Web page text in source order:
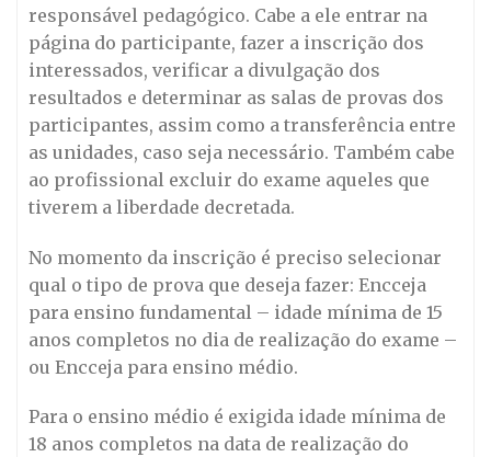
responsável pedagógico. Cabe a ele entrar na
página do participante, fazer a inscrição dos
interessados, verificar a divulgação dos
resultados e determinar as salas de provas dos
participantes, assim como a transferência entre
as unidades, caso seja necessário. Também cabe
ao profissional excluir do exame aqueles que
tiverem a liberdade decretada.
No momento da inscrição é preciso selecionar
qual o tipo de prova que deseja fazer: Encceja
para ensino fundamental – idade mínima de 15
anos completos no dia de realização do exame –
ou Encceja para ensino médio.
Para o ensino médio é exigida idade mínima de
18 anos completos na data de realização do